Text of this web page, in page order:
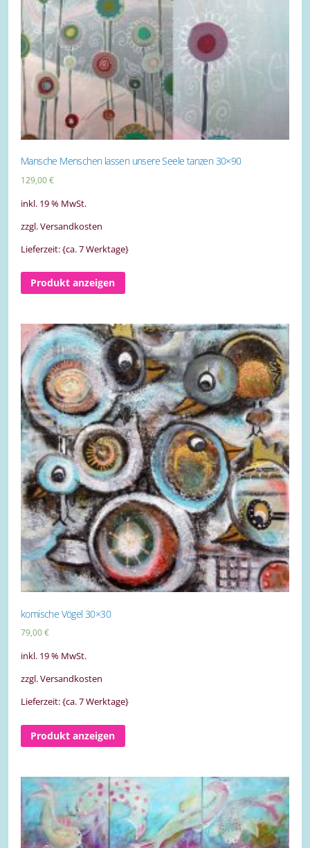
Mansche Menschen lassen unsere Seele tanzen 30×90
129,00€
inkl. 19 % MwSt.
zzgl. Versandkosten
Lieferzeit: {ca. 7 Werktage}
Produkt anzeigen
komische Vögel 30×30
79,00€
inkl. 19 % MwSt.
zzgl. Versandkosten
Lieferzeit: {ca. 7 Werktage}
Produkt anzeigen